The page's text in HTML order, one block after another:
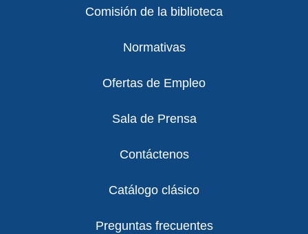
Comisión de la biblioteca
Normativas
Ofertas de Empleo
Sala de Prensa
Contáctenos
Catálogo clásico
Preguntas frecuentes